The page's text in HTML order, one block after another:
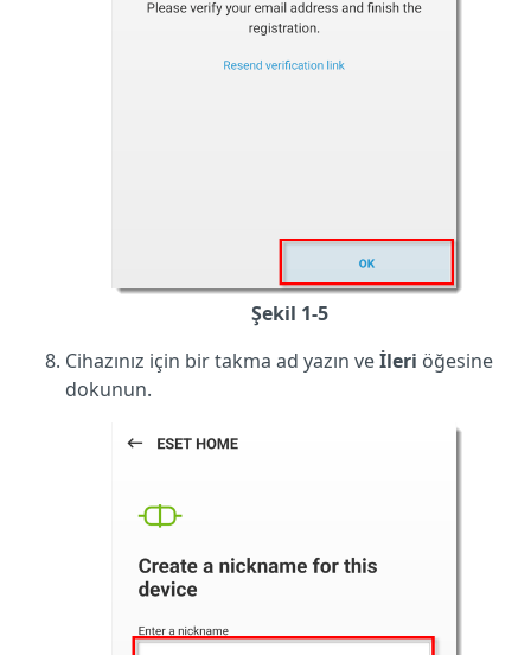
Şekil 1-5
Cihazınız için bir takma ad yazın veİleri öğesine
dokunun.